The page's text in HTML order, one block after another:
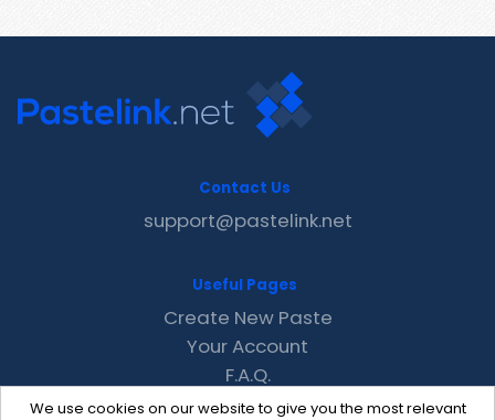
We use cookies on our website to give you the most relevant
Contact Us
support@pastelink.net
Useful Pages
Create New Paste
Your Account
F.A.Q.
Recent